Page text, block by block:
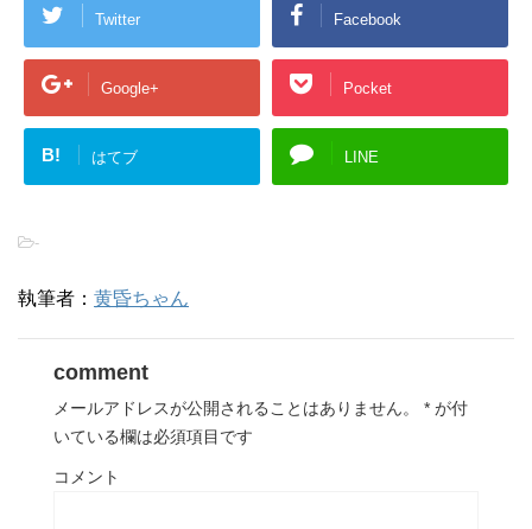
Twitter Facebook
Google+ Pocket
B! はてブ LINE
-
執筆者： 黄昏ちゃん
comment
メールアドレスが公開されることはありません。 * が付
いている欄は必須項目です
コメント